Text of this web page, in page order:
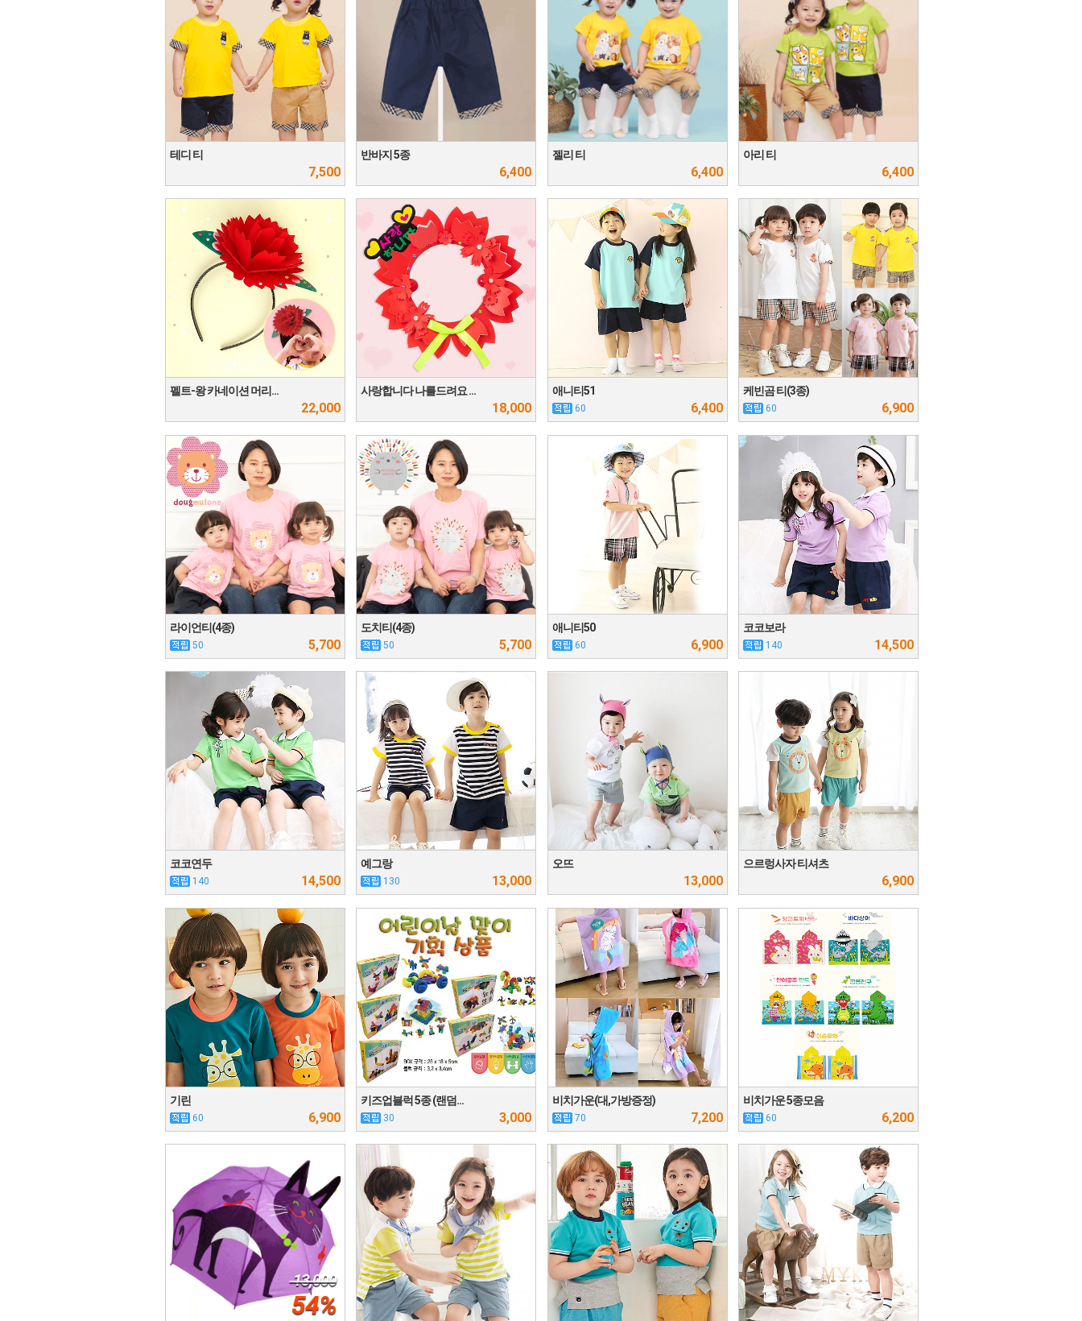
테디 티
7,500
반바지 5종
6,400
젤리 티
6,400
아리 티
6,400
펠트-왕 카네이션 머리…
22,000
사랑합니다 나를드려요 …
18,000
애니티51
60 6,400
케빈곰 티(3종)
60 6,900
라이언티(4종)
50 5,700
도치티(4종)
50 5,700
애니티50
60 6,900
코코보라
140 14,500
코코연두
140 14,500
예그랑
130 13,000
오뜨
13,000
으르렁사자 티셔츠
6,900
기린
60 6,900
키즈업블럭 5종 (랜덤…
30 3,000
비치가운(대,가방증정)
70 7,200
비치가운 5종모음
60 6,200
13,000
54%